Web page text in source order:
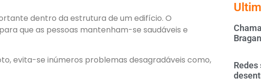
dentro da estrutura de um edifício. O
que as pessoas mantenham-se saudáveis e
evita-se inúmeros problemas desagradáveis como,